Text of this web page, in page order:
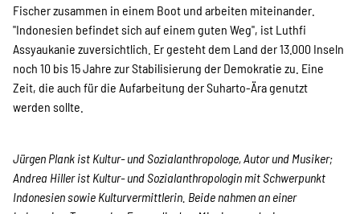
Fischer zusammen in einem Boot und arbeiten miteinander.
"Indonesien befindet sich auf einem guten Weg", ist Luthfi
Assyaukanie zuversichtlich. Er gesteht dem Land der 13.000 Inseln
noch 10 bis 15 Jahre zur Stabilisierung der Demokratie zu. Eine
Zeit, die auch für die Aufarbeitung der Suharto-Ära genutzt
werden sollte.
Jürgen Plank ist Kultur- und Sozialanthropologe, Autor und Musiker;
Andrea Hiller ist Kultur- und Sozialanthropologin mit Schwerpunkt
Indonesien sowie Kulturvermittlerin. Beide nahmen an einer